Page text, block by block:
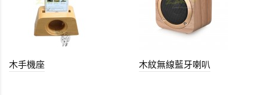
木手機座 木紋無線藍牙喇叭